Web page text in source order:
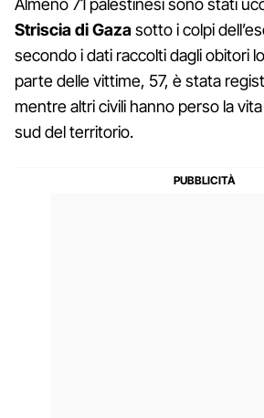
Almeno 71 palestinesi sono stati
Striscia di Gazasotto i colpi
secondo i dati raccolti dagli obitori
parte delle vittime, 57, è stata
mentre altri civili hanno perso la
sud del territorio.